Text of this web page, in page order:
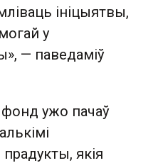
ініцыятвы,
у
— паведаміў
ужо пачаў
прадукты, якія